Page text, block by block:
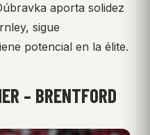
aporta solidez
sigue
potencial en la élite.
– BRENTFORD